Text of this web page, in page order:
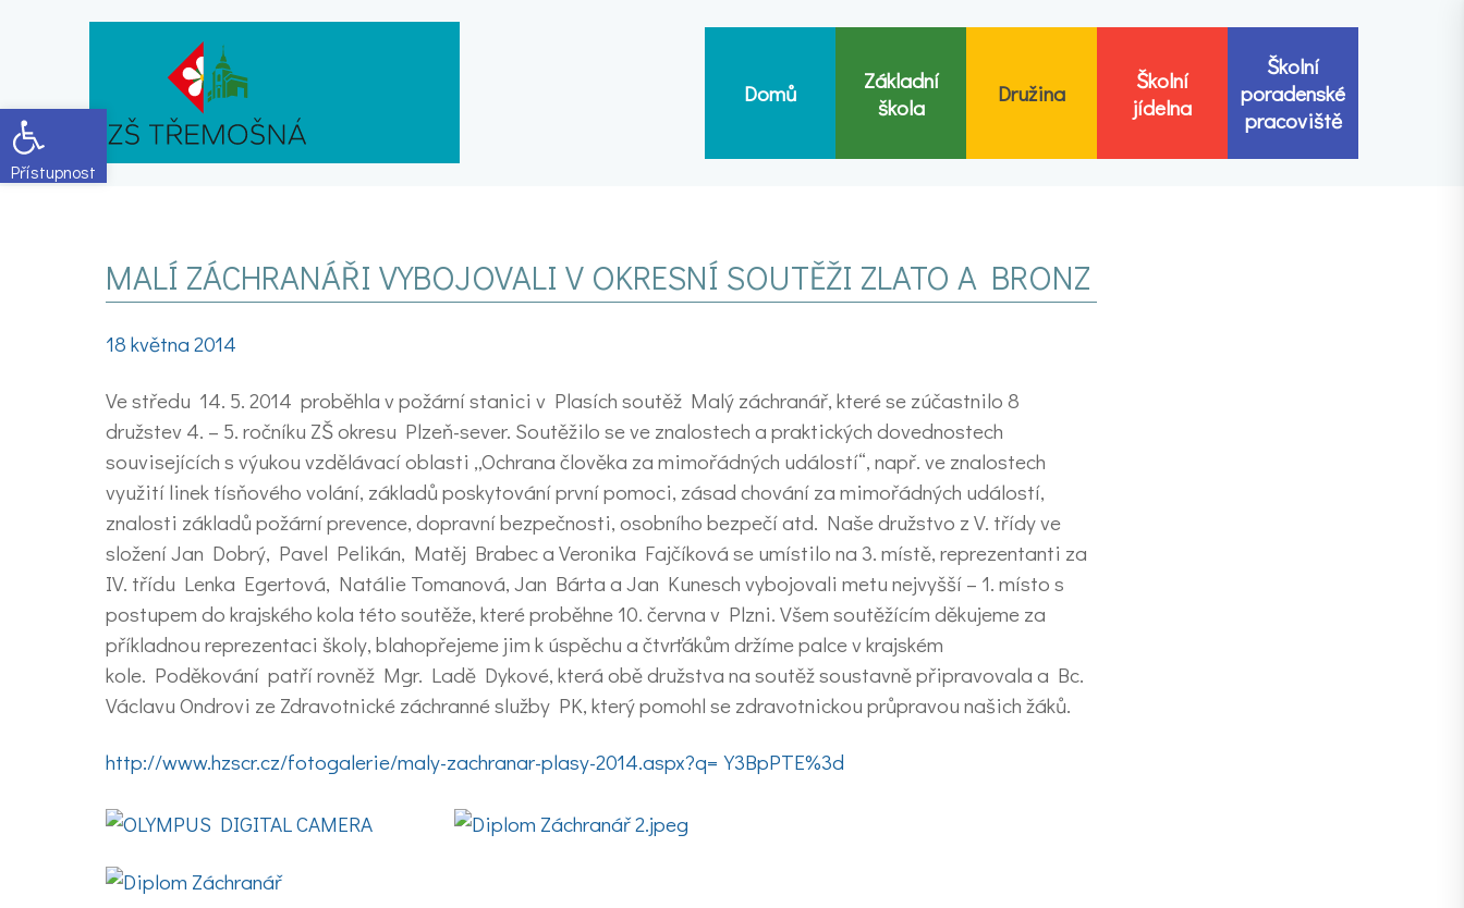
Open toolbar
Domů
Základní
škola
Družina
Školní
jídelna
Školní
poradenské
pracoviště
MALÍ ZÁCHRANÁŘI VYBOJOVALI V OKRESNÍ SOUTĚŽI ZLATO A BRONZ
18 května 2014
Ve středu 14. 5. 2014 proběhla v požární stanici v Plasích soutěž Malý záchranář, které se zúčastnilo 8
družstev 4. – 5. ročníku ZŠ okresu Plzeň-sever. Soutěžilo se ve znalostech a praktických dovednostech
souvisejících s výukou vzdělávací oblasti „Ochrana člověka za mimořádných událostí“, např. ve znalostech
využití linek tísňového volání, základů poskytování první pomoci, zásad chování za mimořádných událostí,
znalosti základů požární prevence, dopravní bezpečnosti, osobního bezpečí atd. Naše družstvo z V. třídy ve
složení Jan Dobrý, Pavel Pelikán, Matěj Brabec a Veronika Fajčíková se umístilo na 3. místě, reprezentanti za
IV. třídu Lenka Egertová, Natálie Tomanová, Jan Bárta a Jan Kunesch vybojovali metu nejvyšší – 1. místo s
postupem do krajského kola této soutěže, které proběhne 10. června v Plzni. Všem soutěžícím děkujeme za
příkladnou reprezentaci školy, blahopřejeme jim k úspěchu a čtvrťákům držíme palce v krajském
kole. Poděkování patří rovněž Mgr. Ladě Dykové, která obě družstva na soutěž soustavně připravovala a Bc.
Václavu Ondrovi ze Zdravotnické záchranné služby PK, který pomohl se zdravotnickou průpravou našich žáků.
http://www.hzscr.cz/fotogalerie/maly-zachranar-plasy-2014.aspx?q=Y3BpPTE%3d